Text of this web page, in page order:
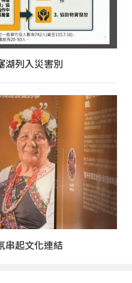
湖列入災害別
串起文化連結